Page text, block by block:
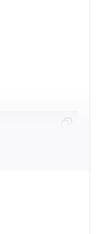
间。